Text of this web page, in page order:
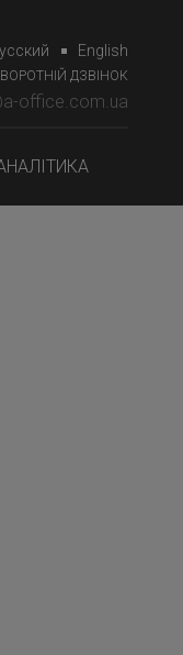
English
ДЗВІНОК
office.com.ua